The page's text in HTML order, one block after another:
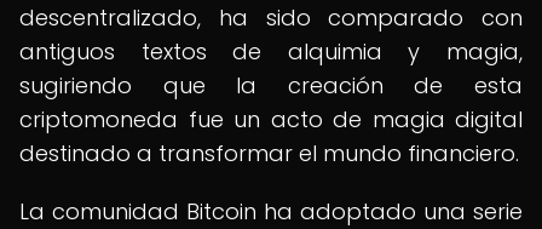
descentralizado, ha sido comparado con
antiguos textos de alquimia y magia,
sugiriendo que la creación de esta
criptomoneda fue un acto de magia digital
destinado a transformar el mundo financiero.
La comunidad Bitcoin ha adoptado una serie